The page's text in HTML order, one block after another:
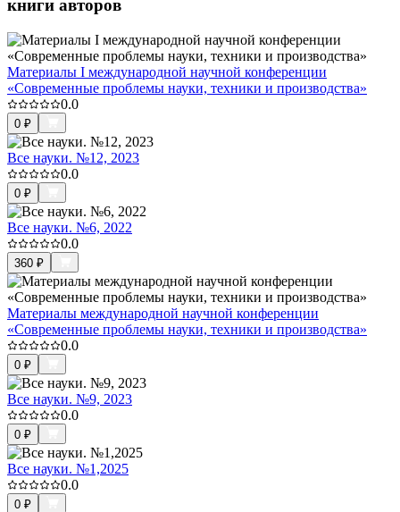
книги авторов
Материалы I международной научной конференции
«Современные проблемы науки, техники и производства»
0.0
0 ₽
Все науки. №12, 2023
0.0
0 ₽
Все науки. №6, 2022
0.0
360 ₽
Материалы международной научной конференции
«Современные проблемы науки, техники и производства»
0.0
0 ₽
Все науки. №9, 2023
0.0
0 ₽
Все науки. №1,2025
0.0
0 ₽